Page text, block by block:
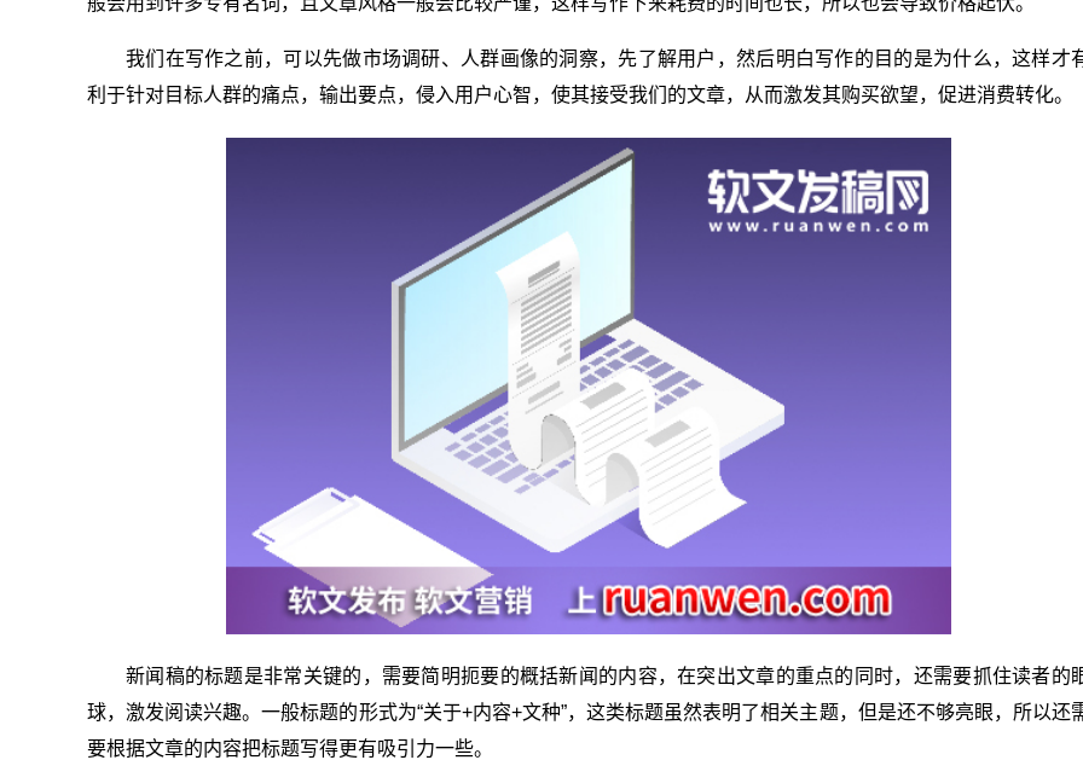
我们在写作之前，可以先做市场调研、人群画像的洞察，先了解用户，然后明白写作的目的是为什么，这样才
利于针对目标人群的痛点，输出要点，侵入用户心智，使其接受我们的文章，从而激发其购买欲望，促进消费转化。
新闻稿的标题是非常关键的，需要简明扼要的概括新闻的内容，在突出文章的重点的同时，还需要抓住读者的
球，激发阅读兴趣。一般标题的形式为“关于+内容+文种”，这类标题虽然表明了相关主题，但是还不够亮眼，所以还
要根据文章的内容把标题写得更有吸引力一些。